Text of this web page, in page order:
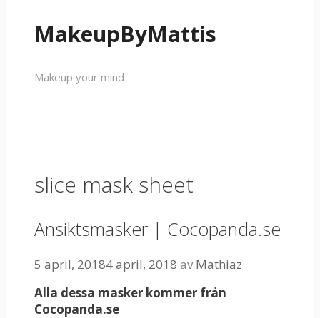
MakeupByMattis
Makeup your mind
slice mask sheet
Ansiktsmasker | Cocopanda.se
5 april, 20184 april, 2018 avMathiaz
Alla dessa masker kommer från
Cocopanda.se